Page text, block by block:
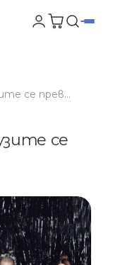
Кога руменината по бузите се превръща в диагноза?
се